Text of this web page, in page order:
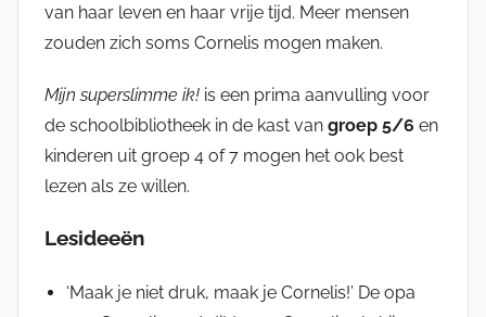
van haar leven en haar vrije tijd. Meer mensen
zouden zich soms Cornelis mogen maken.
Mijn superslimme ik! is een prima aanvulling voor
de schoolbibliotheek in de kast van groep 5/6 en
kinderen uit groep 4 of 7 mogen het ook best
lezen als ze willen.
Lesideeën
‘Maak je niet druk, maak je Cornelis!’ De opa